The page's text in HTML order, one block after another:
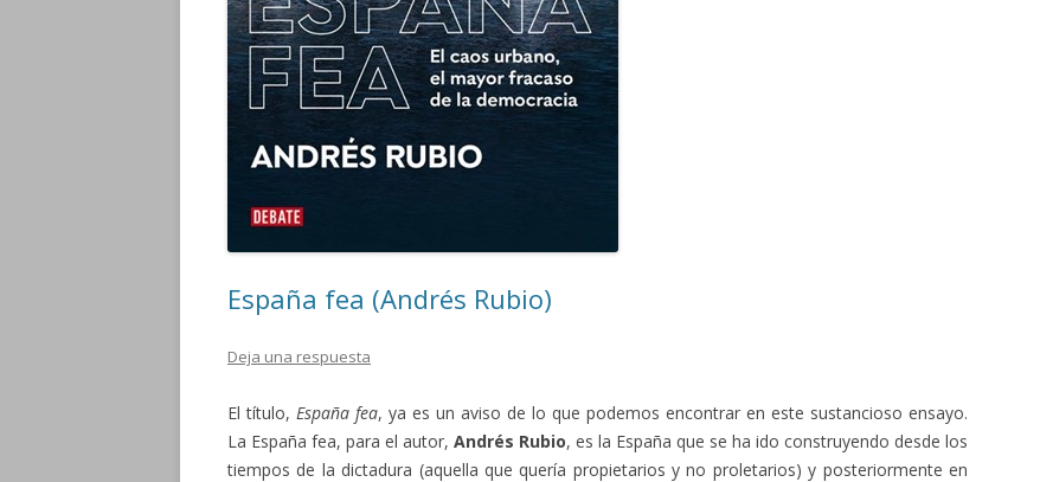
España fea (Andrés Rubio)
Deja una respuesta
El título, España fea, ya es un aviso de lo que podemos encontrar en este sustancioso ensayo.
La España fea, para el autor, Andrés Rubio, es la España que se ha ido construyendo desde los
tiempos de la dictadura (aquella que quería propietarios y no proletarios) y posteriormente en